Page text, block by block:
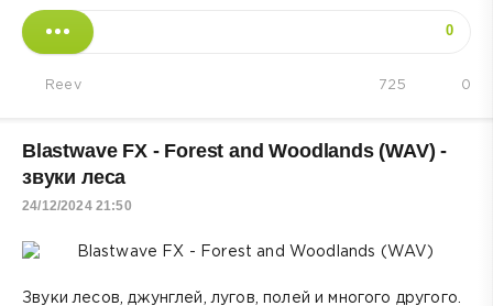
0
Reev 0
725
Blastwave FX - Forest and Woodlands (WAV) -
звуки леса
24/12/2024 21:50
Звуки лесов, джунглей, лугов, полей и многого другого.